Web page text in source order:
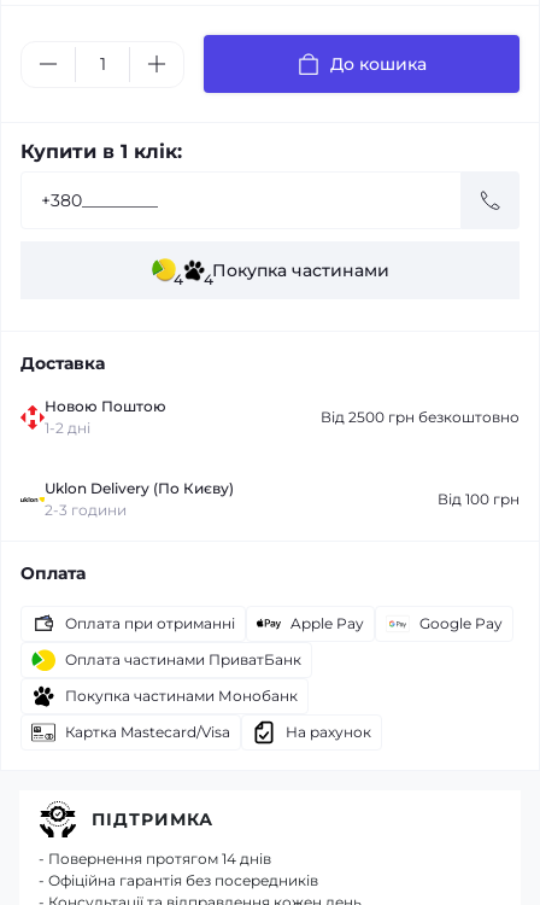
До кошика
Купити в 1 клік:
4 4Покупка частинами
Доставка
Новою Поштою
1-2 дні
Від 2500 грн безкоштовно
Uklon Delivery (По Києву)
2-3 години
Від 100 грн
Оплата
Оплата при отриманні Apple Pay
Google Pay
Оплата частинами ПриватБанк
Покупка частинами Монобанк
Картка Mastecard/Visa
На рахунок
ПІДТРИМКА
- Повернення протягом 14 днів
- Офіційна гарантія без посередників